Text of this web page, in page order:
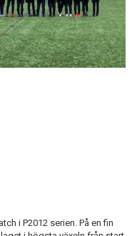
i P2012 serien. På en fin